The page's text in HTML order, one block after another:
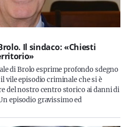
Il sindaco: «Chiesti
di Brolo esprime profondo sdegno
vile episodio criminale che si è
del nostro centro storico ai danni di
episodio gravissimo ed